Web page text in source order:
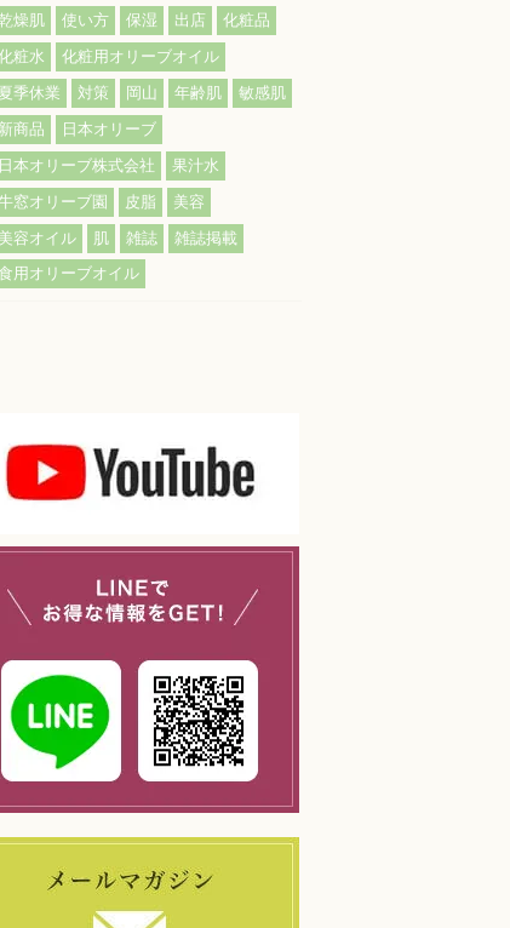
燥肌
使い方 保湿 出店
化粧品
粧水
化粧用オリーブオイル
夏季休業
対策 岡山 年齢肌
敏感肌
新商品
日本オリーブ
日本オリーブ株式会社
果汁水
窓オリーブ園
皮脂
美容
美容オイル
肌 雑誌
雑誌掲載
用オリーブオイル